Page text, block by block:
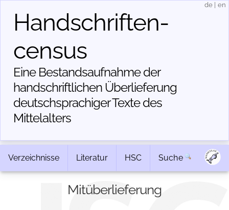
Handschriften­
census
Eine Bestandsaufnahme der
handschriftlichen Über­lieferung
deutschsprachiger Texte des
Mittelalters
de en
Verzeichnisse Literatur HSC Suche
Mitüberlieferung